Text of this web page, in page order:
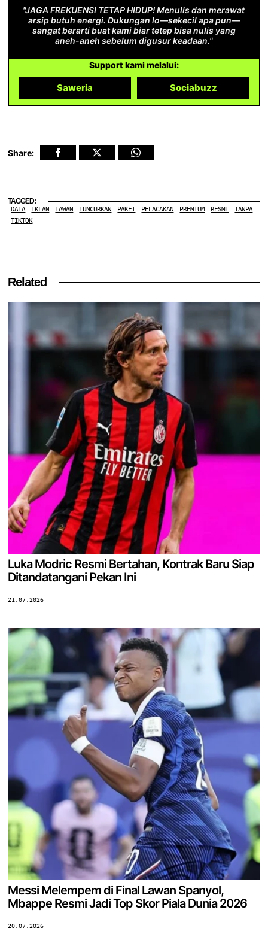
"JAGA FREKUENSI TETAP HIDUP! Menulis dan merawat
arsip butuh energi. Dukungan lo—sekecil apa pun—
sangat berarti buat kami biar tetep bisa nulis yang
aneh-aneh sebelum digusur keadaan."
Support kami melalui:
Saweria Sociabuzz
Share:
TAGGED:
DATA IKLAN LAWAN LUNCURKAN PAKET PELACAKAN PREMIUM RESMI
TANPA
TIKTOK
Related
Luka Modric Resmi Bertahan, Kontrak Baru Siap
Ditandatangani Pekan Ini
21.07.2026
Messi Melempem di Final Lawan Spanyol,
Mbappe Resmi Jadi Top Skor Piala Dunia 2026
20.07.2026